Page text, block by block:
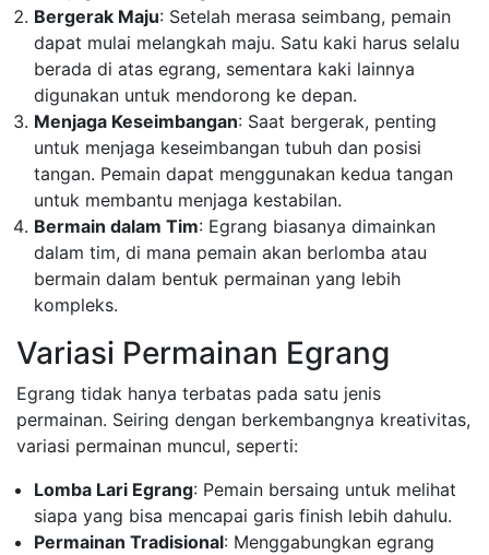
Bergerak Maju: Setelah merasa seimbang, pemain
dapat mulai melangkah maju. Satu kaki harus selalu
berada di atas egrang, sementara kaki lainnya
digunakan untuk mendorong ke depan.
Menjaga Keseimbangan: Saat bergerak, penting
untuk menjaga keseimbangan tubuh dan posisi
tangan. Pemain dapat menggunakan kedua tangan
untuk membantu menjaga kestabilan.
Bermain dalam Tim: Egrang biasanya dimainkan
dalam tim, di mana pemain akan berlomba atau
bermain dalam bentuk permainan yang lebih
kompleks.
Variasi Permainan Egrang
Egrang tidak hanya terbatas pada satu jenis
permainan. Seiring dengan berkembangnya kreativitas,
variasi permainan muncul, seperti:
Lomba Lari Egrang: Pemain bersaing untuk melihat
siapa yang bisa mencapai garis finish lebih dahulu.
Permainan Tradisional: Menggabungkan egrang